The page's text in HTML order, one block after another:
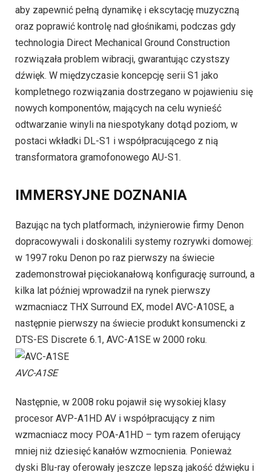
aby zapewnić pełną dynamikę i ekscytację muzyczną
oraz poprawić kontrolę nad głośnikami, podczas gdy
technologia Direct Mechanical Ground Construction
rozwiązała problem wibracji, gwarantując czystszy
dźwięk. W międzyczasie koncepcję serii S1 jako
kompletnego rozwiązania dostrzegano w pojawieniu się
nowych komponentów, mających na celu wynieść
odtwarzanie winyli na niespotykany dotąd poziom, w
postaci wkładki DL-S1 i współpracującego z nią
transformatora gramofonowego AU-S1.
IMMERSYJNE DOZNANIA
Bazując na tych platformach, inżynierowie firmy Denon
dopracowywali i doskonalili systemy rozrywki domowej:
w 1997 roku Denon po raz pierwszy na świecie
zademonstrował pięciokanałową konfigurację surround, a
kilka lat później wprowadził na rynek pierwszy
wzmacniacz THX Surround EX, model AVC-A10SE, a
następnie pierwszy na świecie produkt konsumencki z
DTS-ES Discrete 6.1, AVC-A1SE w 2000 roku.
AVC-A1SE
Następnie, w 2008 roku pojawił się wysokiej klasy
procesor AVP-A1HD AV i współpracujący z nim
wzmacniacz mocy POA-A1HD – tym razem oferujący
mniej niż dziesięć kanałów wzmocnienia. Ponieważ
dyski Blu-ray oferowały jeszcze lepszą jakość dźwięku i